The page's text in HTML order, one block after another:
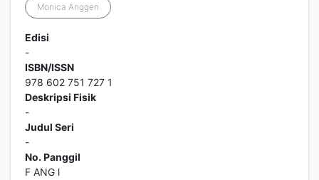
Monica Anggen
Edisi
-
ISBN/ISSN
978 602 751 727 1
Deskripsi Fisik
-
Judul Seri
-
No. Panggil
F ANG l